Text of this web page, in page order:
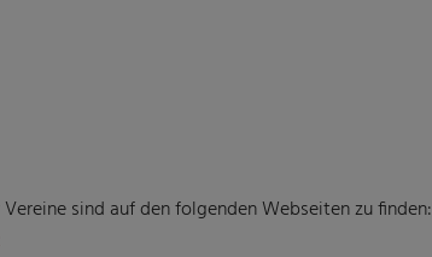
sind auf den folgenden Webseiten zu finden: